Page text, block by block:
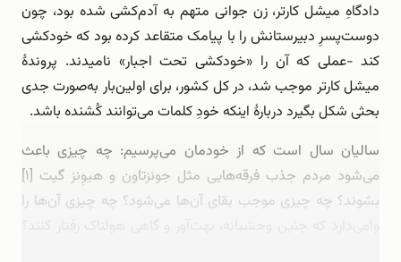
دادگاهِ میشل کارتر، زن جوانی متهم به آدم‌کشی شده بود، چون
دوست‌پسرِ دبیرستانش را با پیامک متقاعد کرده بود که خودکشی
کند -عملی که آن را «خودکشی تحت اجبار» نامیدند. پروندۀ
میشل کارتر موجب شد، در کل کشور، برای اولین‌بار به‌صورت جدی
بحثی شکل بگیرد دربارۀ اینکه خودِ کلمات می‌توانند کُشنده باشد.
سالیان سال است که از خودمان می‌پرسیم: چه چیزی باعث
می‌شود مردم جذب فرقه‌هایی مثل جونزتاون و هیوِنز گیت [۱]
بشوند؟ چه چیزی موجب بقای آن‌ها می‌شود؟ چه چیزی آن‌ها را